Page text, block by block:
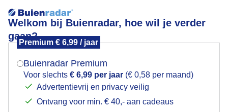
Welkom bij Buienradar, hoe wil je verder
gaan?
Premium € 6,99 / jaar
Buienradar Premium
Voor slechts € 6,99 per jaar (€ 0,58 per maand)
Advertentievrij en privacy veilig
Ontvang voor min. € 40,- aan cadeaus
Goedemorgen
Mogen we je locatie gebruiken voor het
Indien je hier nog geen akkoord op hebt gegeven,